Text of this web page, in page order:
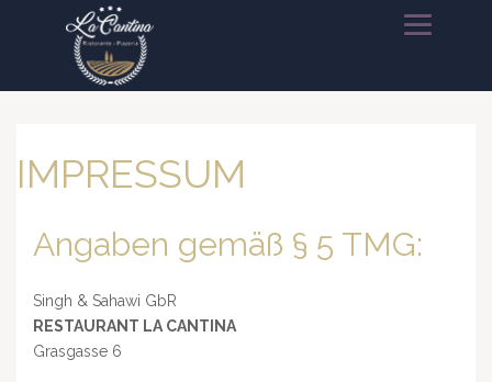
SPEISEN
RESERVIERUNGEN
IMPRESSUM
IMPRESSUM
Angaben gemäß § 5 TMG:
Singh & Sahawi GbR
RESTAURANT LA CANTINA
Grasgasse 6